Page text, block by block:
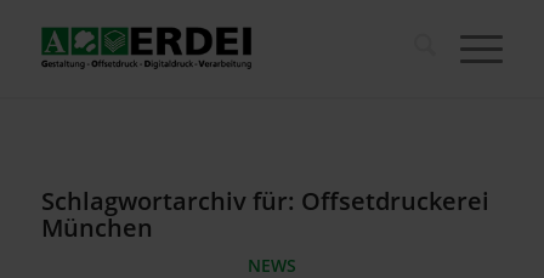
Schlagwortarchiv für: Offsetdruckerei
München
NEWS